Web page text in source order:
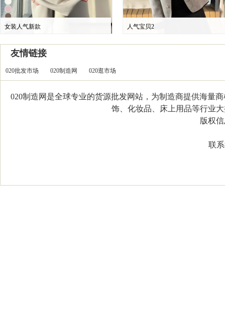
女装人气新款 人气宝贝2
友情链接
020批发市场 020制造网 020逛市场
020制造网是全球专业的货源批发网站，为制造商提供海量
饰、化妆品、床上用品等行业
版权信
联